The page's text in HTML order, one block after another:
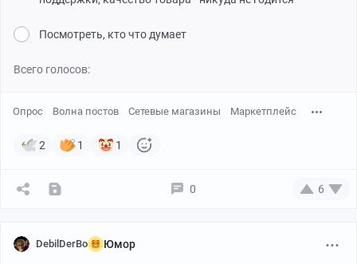
Посмотреть, кто что думает
Всего голосов:
Опрос Волна постов Сетевые магазины Маркетплейс
2 1 1
0 6
DebilDerBo Юмор